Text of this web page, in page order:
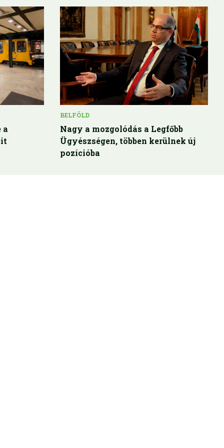
a
BELFÖLD
Nagy a mozgolódás a Legfőbb
Ügyészségen, többen kerülnek új
pozícióba